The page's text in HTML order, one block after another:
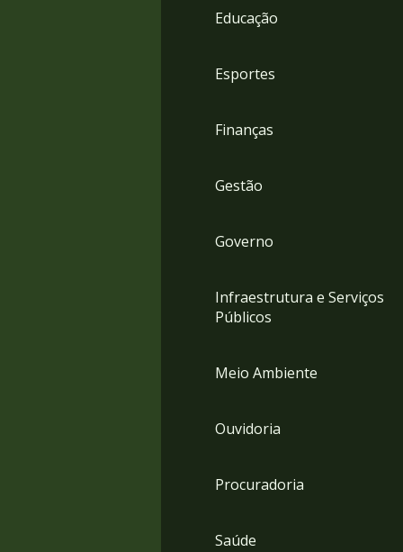
Educação
Esportes
Finanças
Gestão
Governo
Infraestrutura e Serviços
Públicos
Meio Ambiente
Ouvidoria
Procuradoria
Saúde